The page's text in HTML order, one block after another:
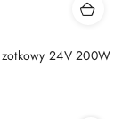
24V 200W